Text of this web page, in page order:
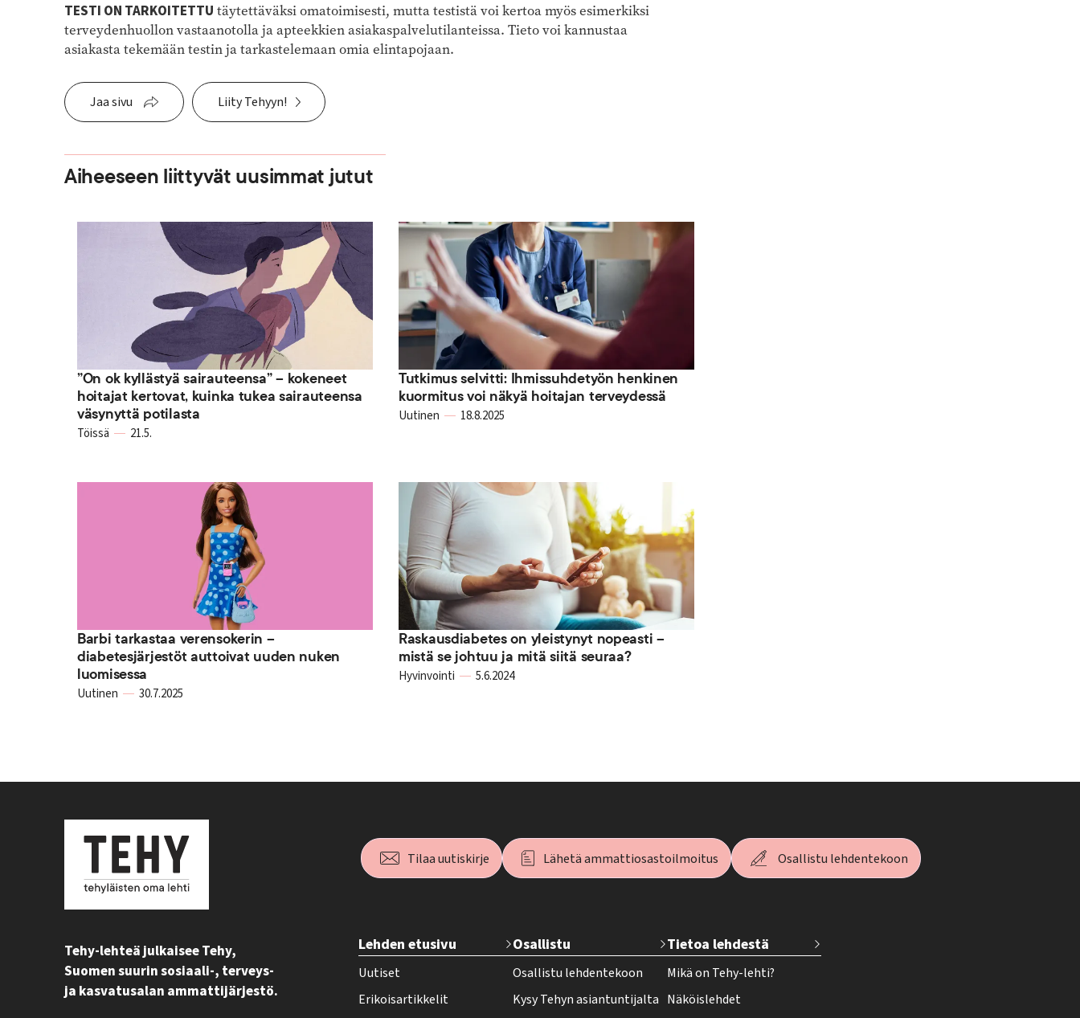
TESTI ON TARKOITETTU täytettäväksi omatoimisesti, mutta testistä voi kertoa myös esimerkiksi
terveydenhuollon vastaanotolla ja apteekkien asiakaspalvelutilanteissa. Tieto voi kannustaa
asiakasta tekemään testin ja tarkastelemaan omia elintapojaan.
Jaa sivu Liity Tehyyn!
Aiheeseen liittyvät uusimmat jutut
”On ok kyllästyä sairauteensa” – kokeneet
hoitajat kertovat, kuinka tukea sairauteensa
väsynyttä potilasta
Töissä 21.5.
Tutkimus selvitti: Ihmissuhdetyön henkinen
kuormitus voi näkyä hoitajan terveydessä
Uutinen 18.8.2025
Barbi tarkastaa verensokerin –
diabetesjärjestöt auttoivat uuden nuken
luomisessa
Uutinen 30.7.2025
Raskausdiabetes on yleistynyt nopeasti –
mistä se johtuu ja mitä siitä seuraa?
Hyvinvointi 5.6.2024
Tehy-lehteä julkaisee Tehy,
Suomen suurin sosiaali-, terveys-
ja kasvatusalan ammattijärjestö.
Tilaa uutiskirje Lähetä ammattiosastoilmoitus Osallistu lehdentekoon
e
h
y
Lehden etusivu
Uutiset
Erikoisartikkelit
Osallistu
Osallistu lehdentekoon
Kysy Tehyn asiantuntijalta
Tietoa lehdestä
Mikä on Tehy-lehti?
Näköislehdet